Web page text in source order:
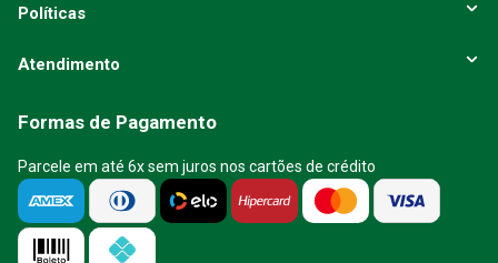
Políticas
Atendimento
Formas de Pagamento
Parcele em até 6x sem juros nos cartões de crédito